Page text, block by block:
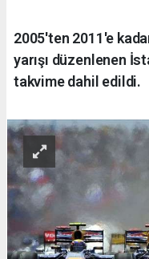
2005'ten 2011'e
yarışı düzenlenen
takvime dahil edildi.